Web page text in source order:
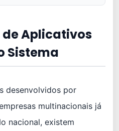
de Aplicativos
Sistema
desenvolvidos por
multinacionais já
nacional, existem